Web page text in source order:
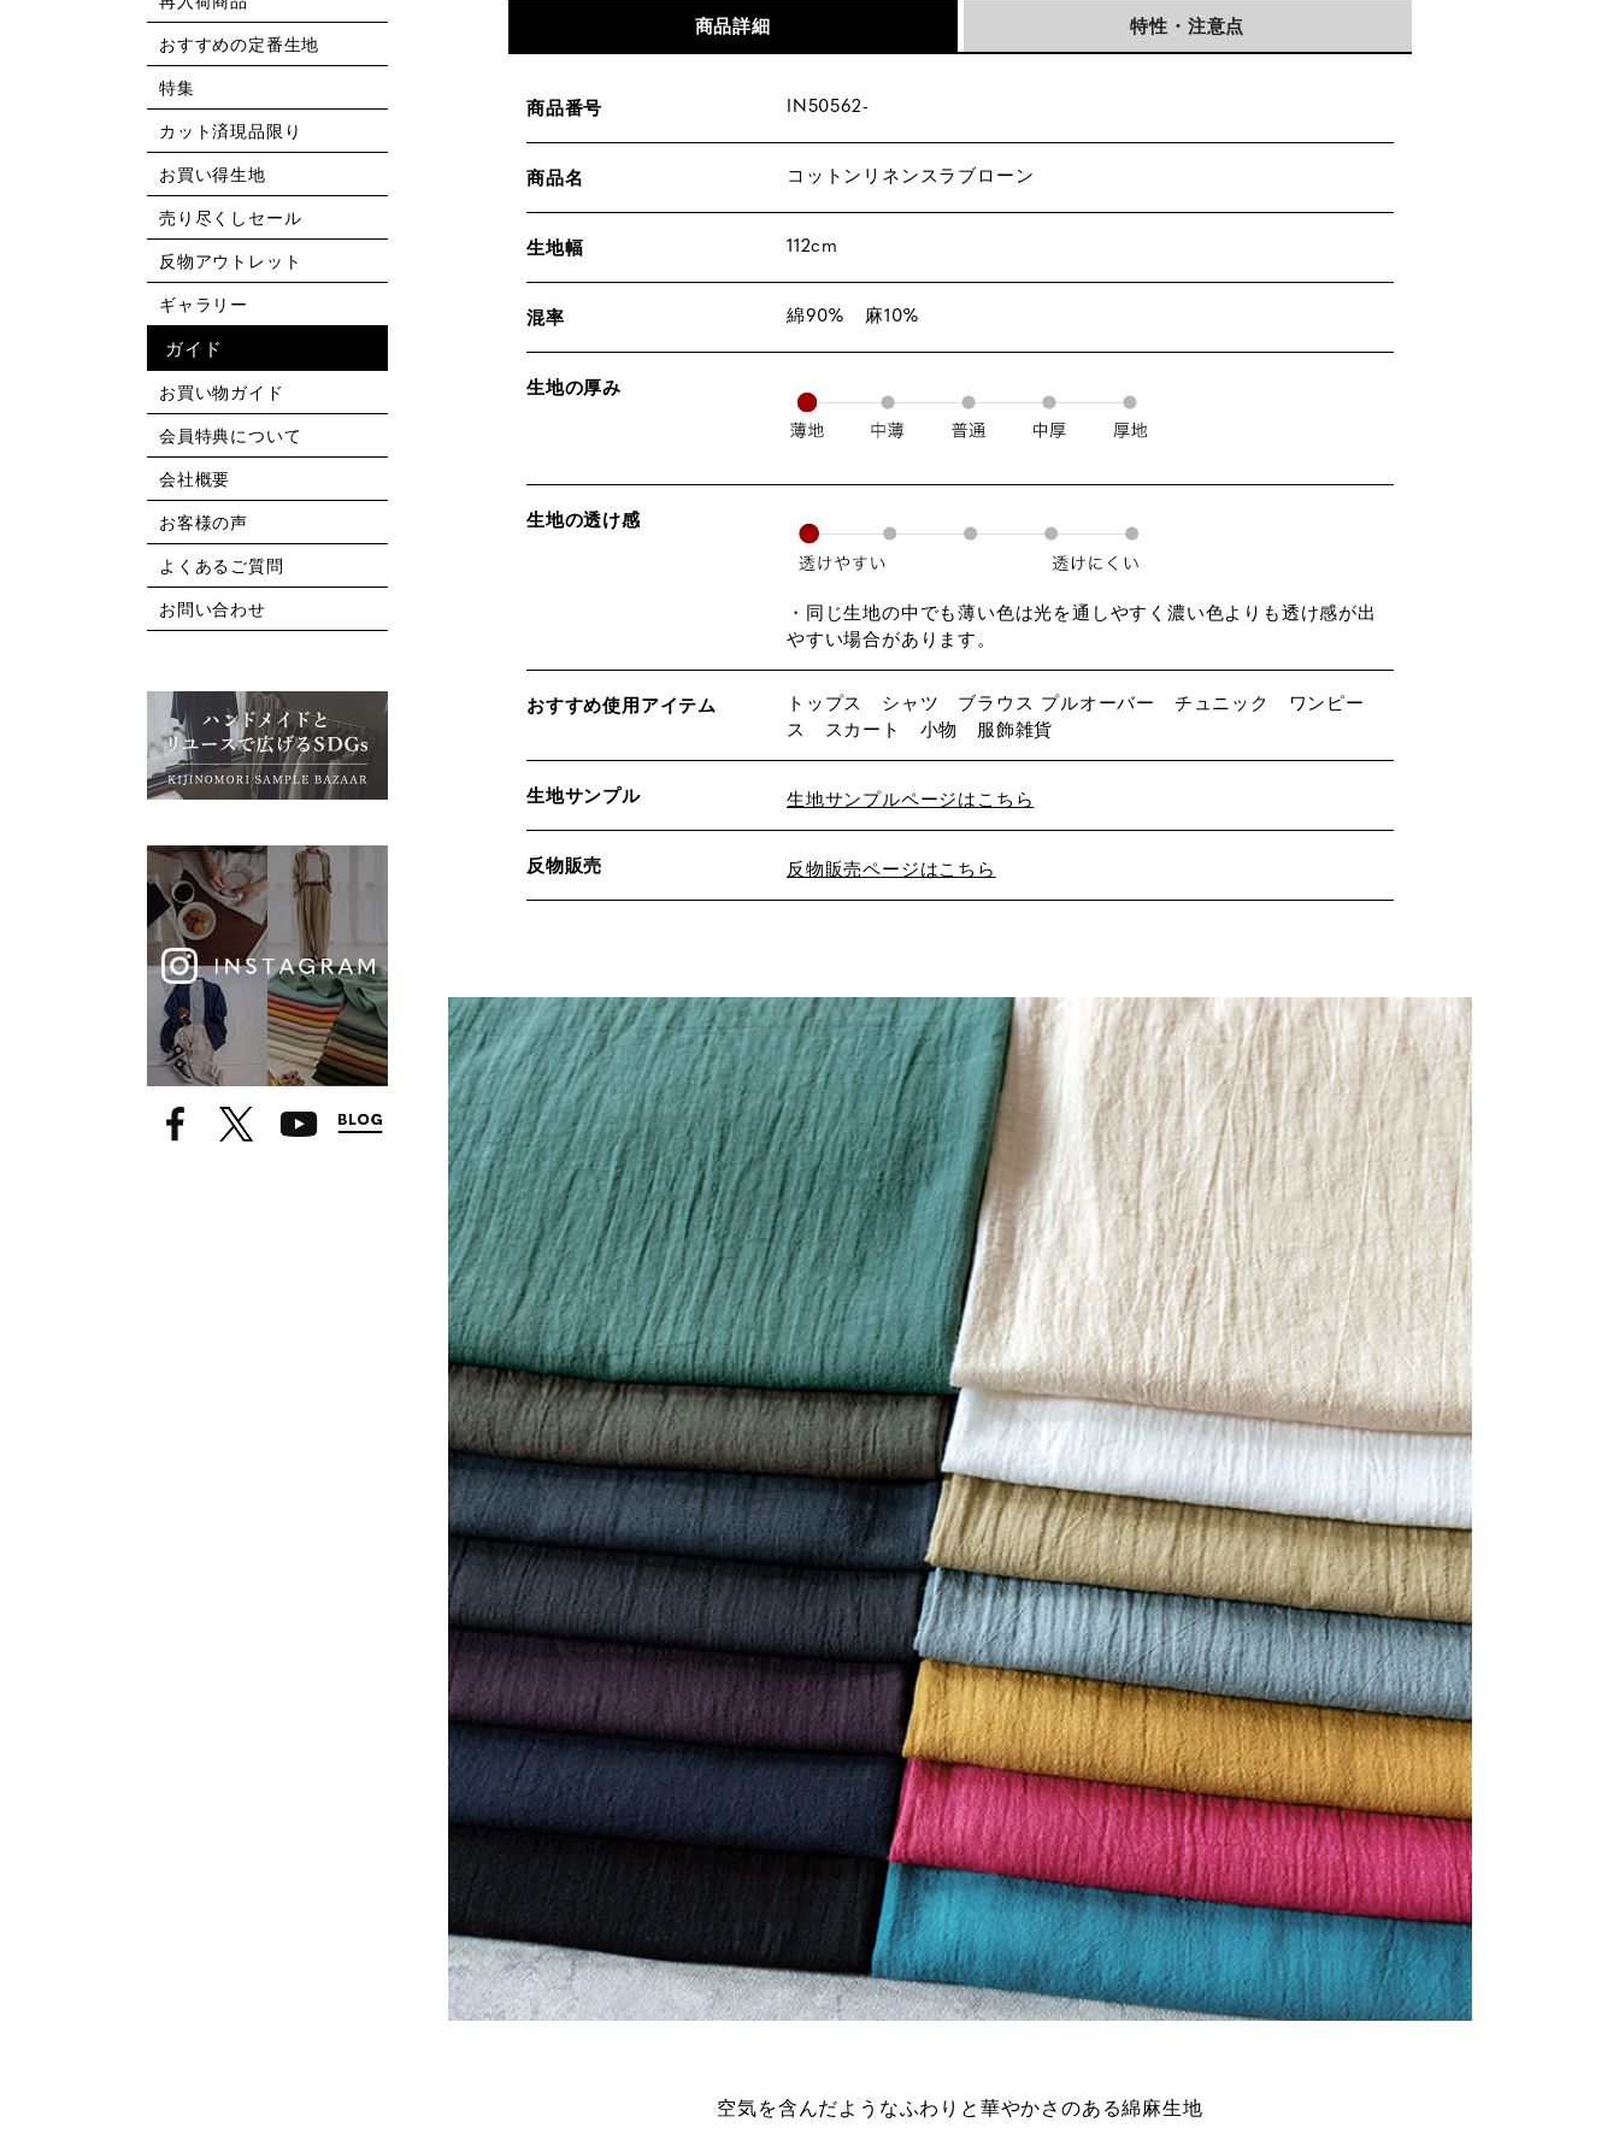
商品詳細
商品番号 IN50562-
商品名 コットンリネンスラブローン
生地幅 112cm
混率 綿90% 麻10%
生地の厚み
生地の透け感
・同じ生地の中でも薄い色は光を通しやすく濃い色よりも透け感が出
やすい場合があります。
おすすめ使用アイテム
トップス シャツ ブラウス プルオーバー チュニック ワンピー
ス スカート 小物 服飾雑貨
生地サンプル 生地サンプルページはこちら
反物販売 反物販売ページはこちら
特性・注意点
※詳しくはこちら
※詳しくはこちら
※詳しくはこちら
※詳しくはこちら
空気を含んだようなふわりと華やかさのある綿麻生地
おすすめの定番生地
特集
カット済現品限り
お買い得生地
売り尽くしセール
反物アウトレット
ギャラリー
ガイド
お買い物ガイド
会員特典について
会社概要
お客様の声
よくあるご質問
お問い合わせ